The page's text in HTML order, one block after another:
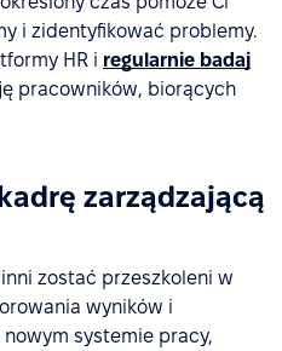
i zidentyfikować problemy.
HR i regularnie badaj
pracowników, biorących
zarządzającą
zostać przeszkoleni w
wyników i
systemie pracy,